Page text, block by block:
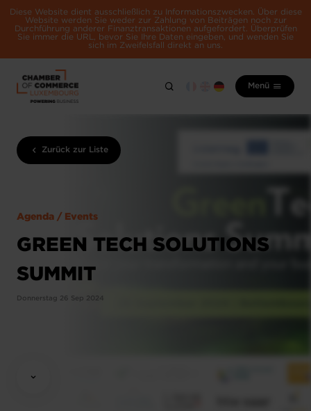
Diese Website dient ausschließlich zu Informationszwecken. Über diese
Website werden Sie weder zur Zahlung von Beiträgen noch zur
Durchführung anderer Finanztransaktionen aufgefordert. Überprüfen
Sie immer die URL, bevor Sie Ihre Daten eingeben, und wenden Sie
sich im Zweifelsfall direkt an uns.
Menü
Zurück zur Liste
Agenda / Events
GREEN TECH SOLUTIONS
SUMMIT
Donnerstag 26 Sep 2024